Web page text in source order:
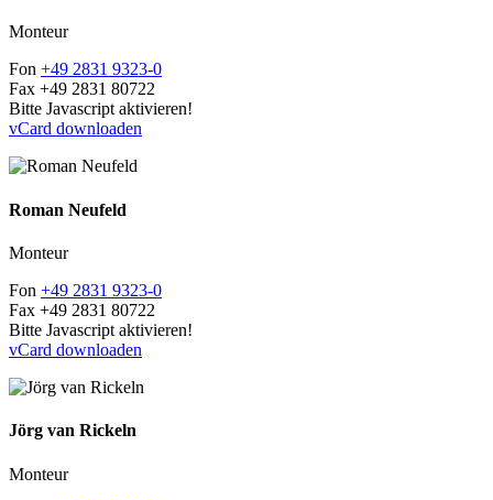
Monteur
Fon +49 2831 9323-0
Fax +49 2831 80722
Bitte Javascript aktivieren!
vCard downloaden
Roman Neufeld
Monteur
Fon +49 2831 9323-0
Fax +49 2831 80722
Bitte Javascript aktivieren!
vCard downloaden
Jörg van Rickeln
Monteur